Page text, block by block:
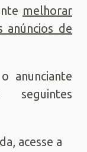
melhorar
anúncios de
anunciante
acesse a